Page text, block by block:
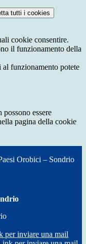
tutti i cookies
cookie consentire.
il funzionamento della
al funzionamento potete
essere
pagina della cookie
Orobici – Sondrio
per inviare una mail